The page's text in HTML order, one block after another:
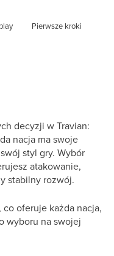
Pierwsze kroki
decyzji w Travian:
nacja ma swoje
styl gry. Wybór
atakowanie,
stabilny rozwój.
oferuje każda nacja,
wyboru na swojej